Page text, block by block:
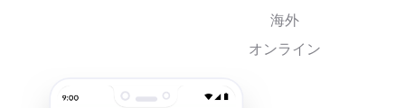
海外
オンライン